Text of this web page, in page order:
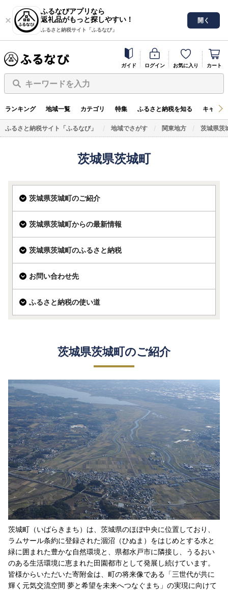
ふるなびアプリなら
返礼品がもっと探しやすい！
ふるさと納税サイト「ふるなび」
開く
ガイド ログイン お気に入り カート
キーワードを入力
ランキング 地域一覧 カテゴリ 特集 ふるさと納税を知る キャン
ふるさと納税サイト「ふるなび」 地域でさがす 関東地方 茨城県茨
茨城県茨城町
茨城県茨城町のご紹介
茨城県茨城町からの最新情報
茨城県茨城町のふるさと納税
お問い合わせ先
ふるさと納税の使い道
茨城県茨城町のご紹介
茨城町（いばらきまち）は、茨城県のほぼ中央に位置しており、
ラムサール条約に登録された涸沼（ひぬま）をはじめとする水と
緑に囲まれた豊かな自然環境と、県都水戸市に隣接し、うるおい
のある生活環境に恵まれた田園都市として発展し続けています。
皆様からいただいた寄附金は、町の将来像である「三世代が共に
輝く元気交流空間 夢と希望を未来へつなぐまち」の実現に向けて